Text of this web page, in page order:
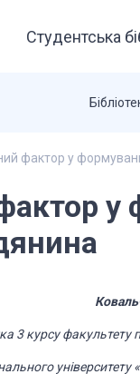
Студентська
фактор у
у
3 курсуфакультету
університету